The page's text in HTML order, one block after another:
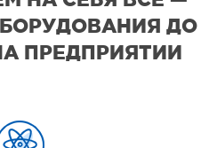
ДО
ПРЕДПРИЯТИИ